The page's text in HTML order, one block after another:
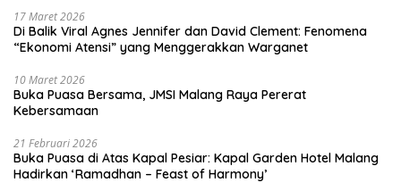
17 Maret 2026
Di Balik Viral Agnes Jennifer dan David Clement: Fenomena
“Ekonomi Atensi” yang Menggerakkan Warganet
10 Maret 2026
Buka Puasa Bersama, JMSI Malang Raya Pererat
Kebersamaan
21 Februari 2026
Buka Puasa di Atas Kapal Pesiar: Kapal Garden Hotel Malang
Hadirkan ‘Ramadhan – Feast of Harmony’